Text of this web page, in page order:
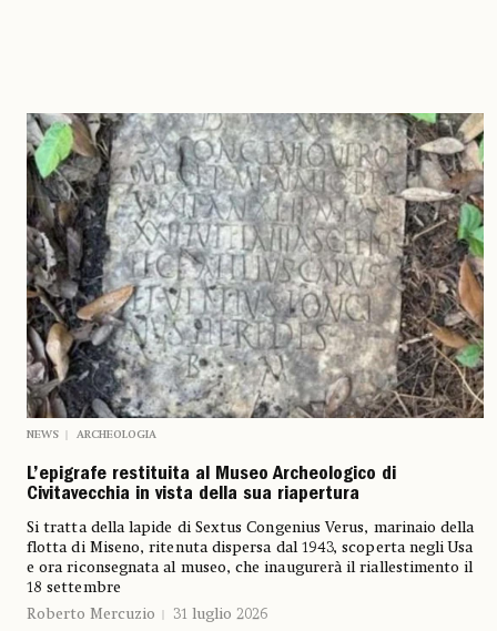
NEWS ARCHEOLOGIA
L’epigrafe restituita al Museo Archeologico di
Civitavecchia in vista della sua riapertura
Si tratta della lapide di Sextus Congenius Verus, marinaio della
flotta di Miseno, ritenuta dispersa dal 1943, scoperta negli Usa
e ora riconsegnata al museo, che inaugurerà il riallestimento il
18 settembre
Roberto Mercuzio
31 luglio 2026